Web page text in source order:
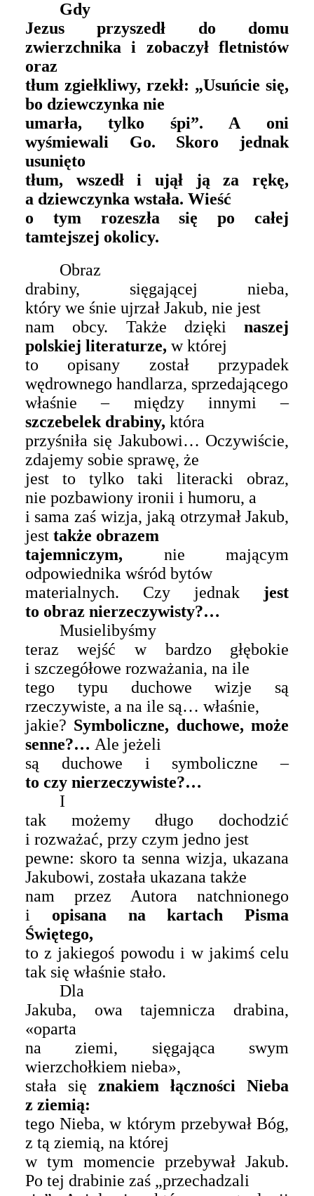
Gdy
Jezus przyszedł do domu
zwierzchnika i zobaczył fletnistów
oraz
tłum zgiełkliwy, rzekł: „Usuńcie się,
bo dziewczynka nie
umarła, tylko śpi”. A oni
wyśmiewali Go. Skoro jednak
usunięto
tłum, wszedł i ujął ją za rękę,
a dziewczynka wstała. Wieść
o tym rozeszła się po całej
tamtejszej okolicy.
Obraz
drabiny, sięgającej nieba,
który we śnie ujrzał Jakub, nie jest
nam obcy. Także dziękinaszej
polskiej literaturze, w której
to opisany został przypadek
wędrownego handlarza, sprzedającego
właśnie – między innymi –
szczebelek drabiny, która
przyśniła się Jakubowi… Oczywiście,
zdajemy sobie sprawę, że
jest to tylko taki literacki obraz,
nie pozbawiony ironii i humoru, a
i sama zaś wizja, jaką otrzymał Jakub,
jest także obrazem
tajemniczym, nie mającym
odpowiednika wśród bytów
materialnych. Czy jednak jest
to obraz nierzeczywisty?…
Musielibyśmy
teraz wejść w bardzo głębokie
i szczegółowe rozważania, na ile
tego typu duchowe wizje są
rzeczywiste, a na ile są… właśnie,
jakie? Symboliczne, duchowe, może
senne?… Ale jeżeli
są duchowe i symboliczne –
to czy nierzeczywiste?…
I
tak możemy długo dochodzić
i rozważać, przy czym jedno jest
pewne: skoro ta senna wizja, ukazana
Jakubowi, została ukazana także
nam przez Autora natchnionego
i opisana na kartach Pisma
Świętego,
to z jakiegoś powodu i w jakimś celu
tak się właśnie stało.
Dla
Jakuba, owa tajemnicza drabina,
«oparta
na ziemi, sięgająca swym
wierzchołkiem nieba»,
stała się znakiem łącznościNieba
z ziemią:
tego Nieba, w którym przebywał Bóg,
z tą ziemią, na której
w tym momencie przebywał Jakub.
Po tej drabinie zaś „przechadzali